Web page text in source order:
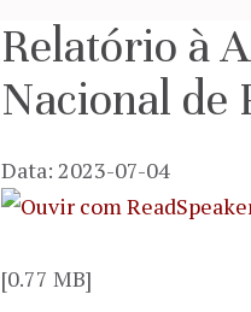
Relatório à
Nacional de
Data: 2023-07-04
[0.77 MB]